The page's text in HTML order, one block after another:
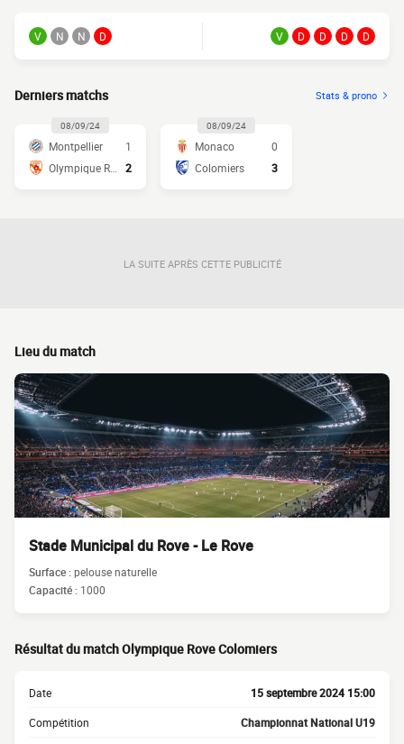
V N N D V D D D D
Derniers matchs Stats & prono
08/09/24
Montpellier
1
2
08/09/24
Monaco
0
Colomiers
3
LA SUITE APRÈS CETTE PUBLICITÉ
Lieu du match
Stade Municipal du Rove - Le Rove
Surface :pelouse naturelle
Capacité : 1000
Résultat du match Olympique Rove Colomiers
Date 15 septembre 2024 15:00
Compétition Championnat National U19